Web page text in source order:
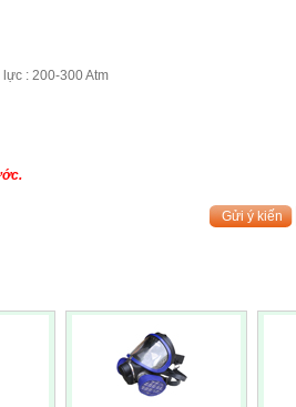
: 200-300 Atm
Gửi ý kiến